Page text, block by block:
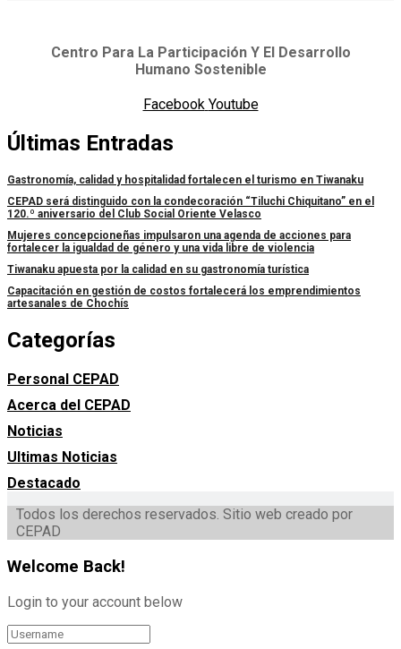
Centro Para La Participación Y El Desarrollo
Humano Sostenible
Facebook Youtube
Últimas Entradas
Gastronomía, calidad y hospitalidad fortalecen el turismo en Tiwanaku
CEPAD será distinguido con la condecoración “Tiluchi Chiquitano” en el
120.º aniversario del Club Social Oriente Velasco
Mujeres concepcioneñas impulsaron una agenda de acciones para
fortalecer la igualdad de género y una vida libre de violencia
Tiwanaku apuesta por la calidad en su gastronomía turística
Capacitación en gestión de costos fortalecerá los emprendimientos
artesanales de Chochís
Categorías
Personal CEPAD
Acerca del CEPAD
Noticias
Ultimas Noticias
Destacado
Todos los derechos reservados. Sitio web creado por
CEPAD
Welcome Back!
Login to your account below